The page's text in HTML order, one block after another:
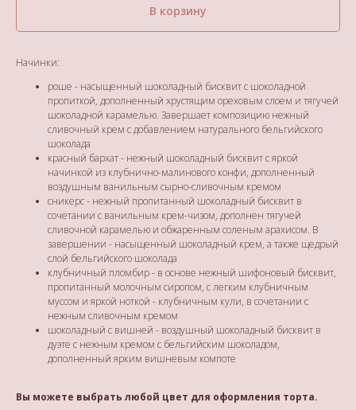
В корзину
Начинки:
роше - насыщенный шоколадный бисквит с шоколадной
пропиткой, дополненный хрустящим ореховым слоем и тягучей
шоколадной карамелью. Завершает композицию нежный
сливочный крем с добавлением натурального бельгийского
шоколада
красный бархат - нежный шоколадный бисквит с яркой
начинкой из клубнично-малинового конфи, дополненный
воздушным ванильным сырно-сливочным кремом
сникерс - нежный пропитанный шоколадный бисквит в
сочетании с ванильным крем-чизом, дополнен тягучей
сливочной карамелью и обжаренным соленым арахисом. В
завершении - насыщенный шоколадный крем, а также щедрый
слой бельгийского шоколада
клубничный пломбир - в основе нежный шифоновый бисквит,
пропитанный молочным сиропом, с легким клубничным
муссом и яркой ноткой - клубничным кули, в сочетании с
нежным сливочным кремом
шоколадный с вишней - воздушный шоколадный бисквит в
дуэте с нежным кремом с бельгийским шоколадом,
дополненный ярким вишневым компоте
Вы можете выбрать любой цвет для оформления торта.